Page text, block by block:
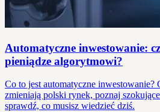
Automatyczne inwestowanie:
pieniądze algorytmowi?
Co to jest automatyczne
zmieniają polski rynek, poznaj
sprawdź, co musisz wiedzieć dziś.